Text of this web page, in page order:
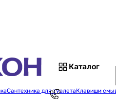
Каталог
Сантехника для туалетаКлавиши